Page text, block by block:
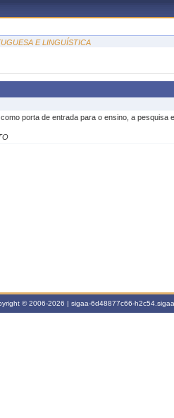
E LINGUÍSTICA
porta de entrada para o ensino, a pesquisa
© 2006-2026 | sigaa-6d48877c66-